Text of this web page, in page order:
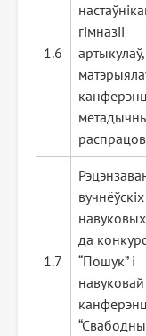
1.6
гімназіі
артыкулаў,
1.7
вучнёўскіх
да
“Пошук” і
навуковай
“Свабодны